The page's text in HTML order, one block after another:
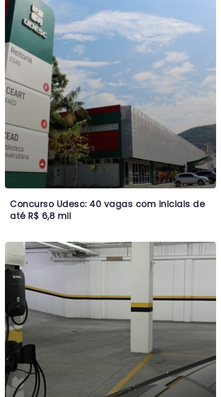
Concurso Udesc: 40 vagas com iniciais de
até R$ 6,8 mil